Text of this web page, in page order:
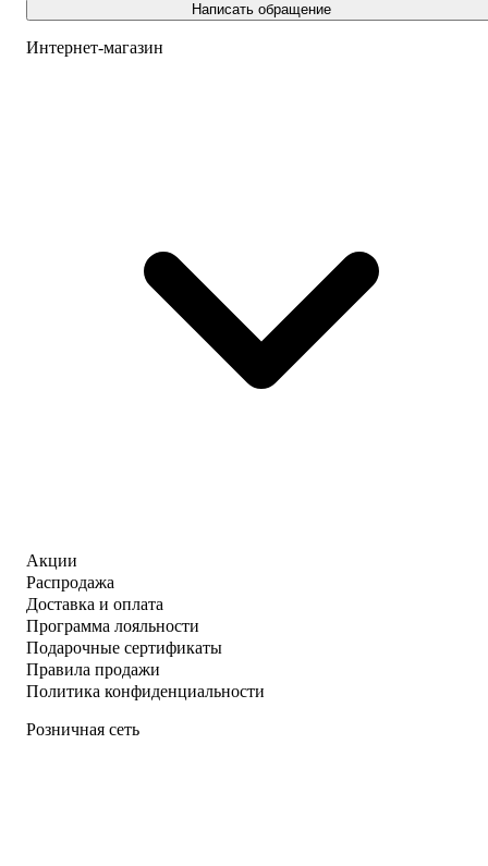
Написать обращение
Интернет-магазин
Акции
Распродажа
Доставка и оплата
Программа лояльности
Подарочные сертификаты
Правила продажи
Политика конфиденциальности
Розничная сеть